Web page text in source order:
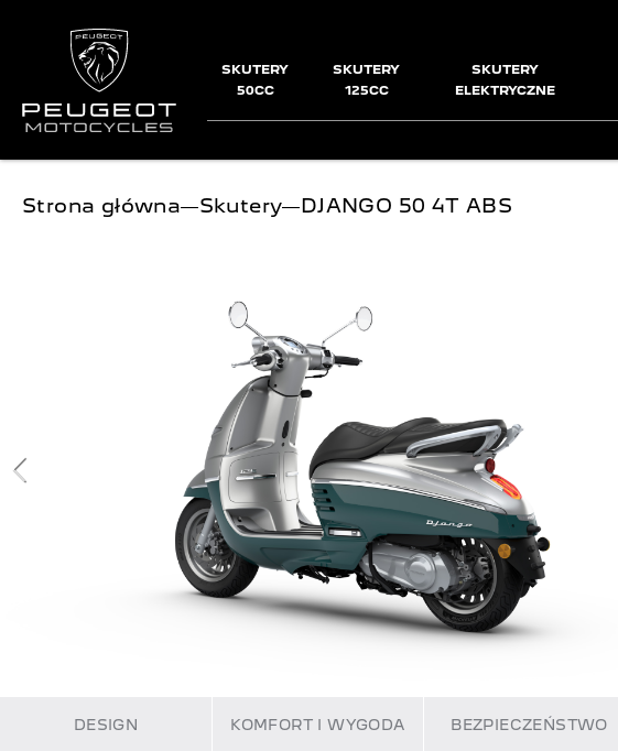
SKUTERY
50CC
SKUTERY
125CC
SKUTERY
ELEKTRYCZNE
Jesteś tutaj:
Strona główna―Skutery―DJANGO 50 4T ABS
DESIGN KOMFORT I WYGODA BEZPIECZEŃSTWO